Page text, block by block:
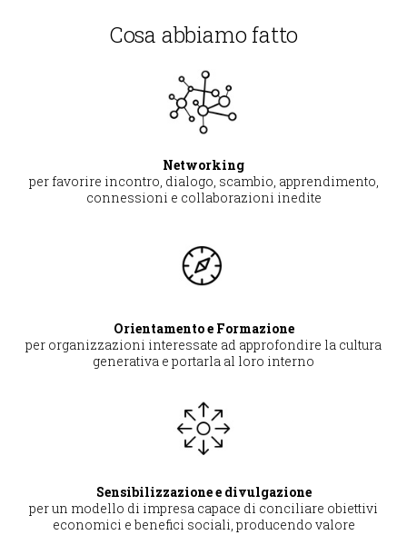
Cosa abbiamo fatto
Networking
per favorire incontro, dialogo, scambio, apprendimento,
connessioni e collaborazioni inedite
Orientamento e Formazione
per organizzazioni interessate ad approfondire la cultura
generativa e portarla al loro interno
Sensibilizzazione e divulgazione
per un modello di impresa capace di conciliare obiettivi
economici e benefici sociali, producendo valore